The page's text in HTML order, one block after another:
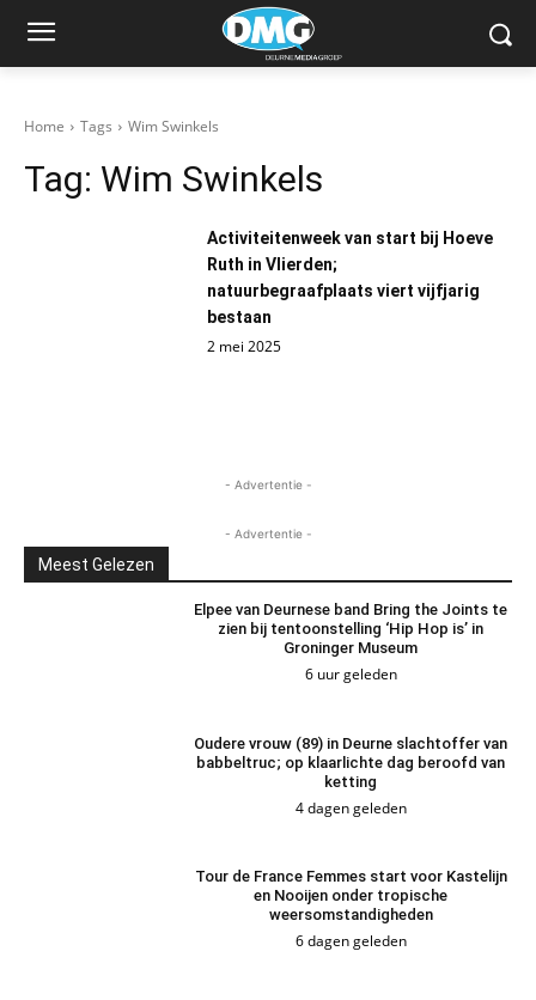
Home Tags Wim Swinkels
Tag: Wim Swinkels
Activiteitenweek van start bij Hoeve
Ruth in Vlierden;
natuurbegraafplaats viert vijfjarig
bestaan
2 mei 2025
- Advertentie -
- Advertentie -
Meest Gelezen
Elpee van Deurnese band Bring the Joints te
zien bij tentoonstelling ‘Hip Hop is’ in
Groninger Museum
6 uur geleden
Oudere vrouw (89) in Deurne slachtoffer van
babbeltruc; op klaarlichte dag beroofd van
ketting
4 dagen geleden
Tour de France Femmes start voor Kastelijn
en Nooijen onder tropische
weersomstandigheden
6 dagen geleden